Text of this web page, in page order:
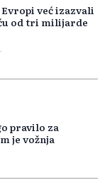
već izazvali
od tri milijarde
pravilo za
je vožnja